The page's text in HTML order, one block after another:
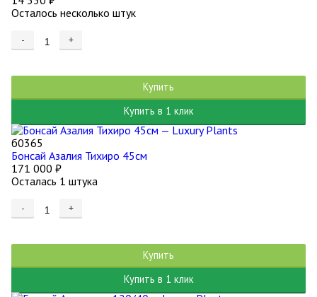
Осталось несколько штук
- +
Купить
Купить в 1 клик
б0365
Бонсай Азалия Тихиро 45см
171 000 ₽
Осталась 1 штука
- +
Купить
Купить в 1 клик